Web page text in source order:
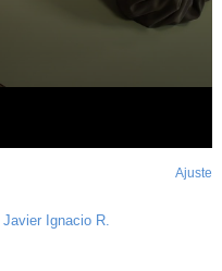
Ajuste
Javier Ignacio R.